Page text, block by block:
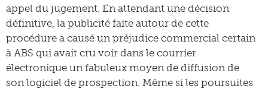
appel du jugement. En attendant une décision
définitive, la publicité faite autour de cette
procédure a causé un préjudice commercial certain
à ABS qui avait cru voir dans le courrier
électronique un fabuleux moyen de diffusion de
son logiciel de prospection. Même si les poursuites